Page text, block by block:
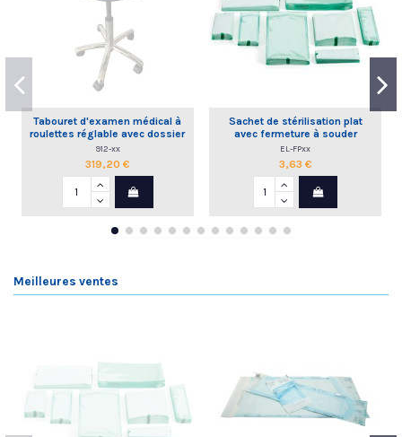
Tabouret d'examen médical à
roulettes réglable avec dossier
commande à la main
912-xx
319,20 €
Sachet de stérilisation plat
avec fermeture à souder
EL-FPxx
3,63 €
Meilleures ventes